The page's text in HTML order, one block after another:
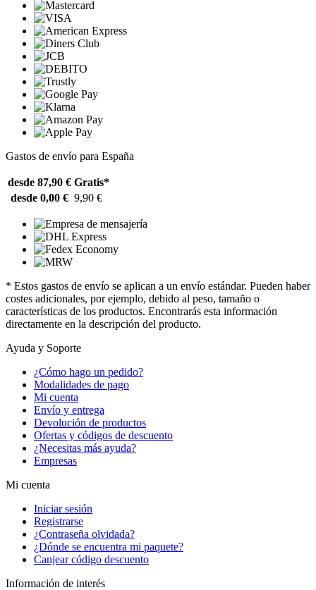
Gastos de envío para España
desde 87,90 € Gratis*
desde 0,00 € 9,90 €
* Estos gastos de envío se aplican a un envío estándar. Pueden haber
costes adicionales, por ejemplo, debido al peso, tamaño o
características de los productos. Encontrarás esta información
directamente en la descripción del producto.
Ayuda y Soporte
¿Cómo hago un pedido?
Modalidades de pago
Mi cuenta
Envío y entrega
Devolución de productos
Ofertas y códigos de descuento
¿Necesitas más ayuda?
Empresas
Mi cuenta
Iniciar sesión
Registrarse
¿Contraseña olvidada?
¿Dónde se encuentra mi paquete?
Canjear código descuento
Información de interés